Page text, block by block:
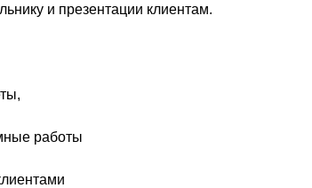
и презентации клиентам.
работы